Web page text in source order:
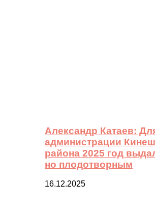
Александр Катаев:
администрации
района 2025 год
но плодотворным
16.12.2025